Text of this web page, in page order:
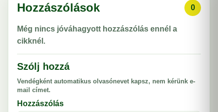
Hozzászólások 0
Még nincs jóváhagyott hozzászólás ennél a
cikknél.
Szólj hozzá
Vendégként automatikus olvasónevet kapsz, nem kérünk e-
mail címet.
Hozzászólás